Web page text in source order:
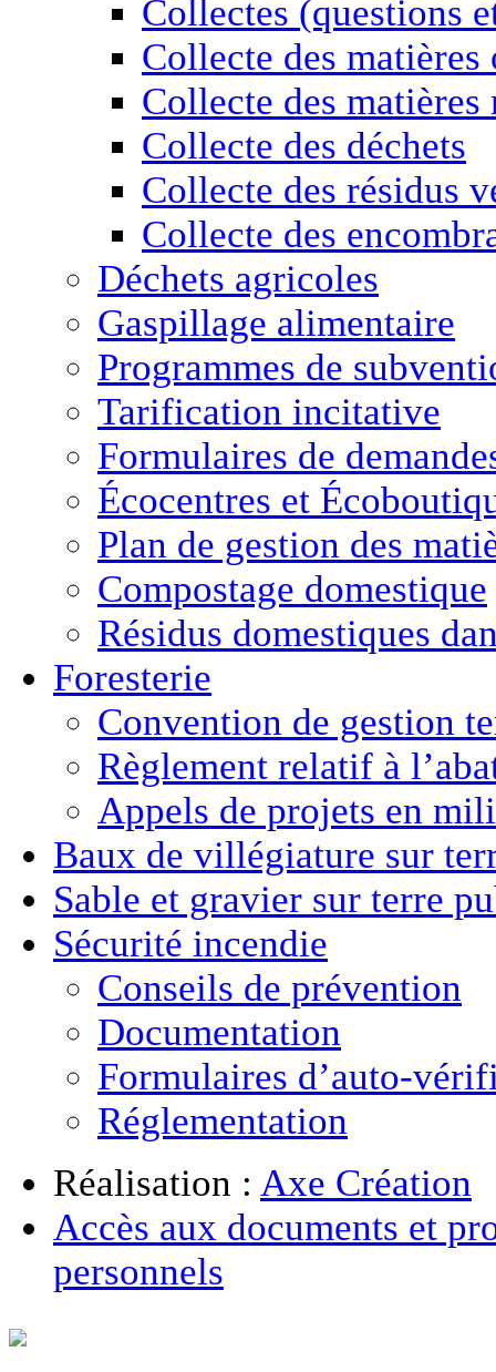
Collectes (questions
Collecte des matières
Collecte des matières
Collecte des déchets
Collecte des résidus
Collecte des
Déchets agricoles
Gaspillage alimentaire
Programmes de
Tarification incitative
Formulaires de
Écocentres et
Plan de gestion des
Compostage domestique
Résidus domestiques
Foresterie
Convention de gestion
Règlement relatif à
Appels de projets en
Baux de villégiature sur
Sable et gravier sur terre
Sécurité incendie
Conseils de prévention
Documentation
Formulaires d’auto-
Réglementation
Réalisation : Axe Création
Accès aux documents et
personnels